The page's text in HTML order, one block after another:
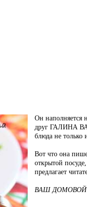
Он
друг ГАЛИНА
блюда не
Вот что она
открытой
предлагает
ВАШ ДОМОВОЙ